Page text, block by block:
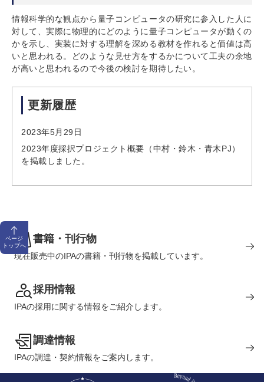
情報科学的な観点から量子コンピュータの研究に参入した人に
対して、実際に物理的にどのように量子コンピュータが動くの
かを示し、実装に対する理解を深める教材を作れると価値は高
いと思われる。どのような見せ方をするかについて工夫の余地
が高いと思われるので今後の検討を期待したい。
更新履歴
2023年5月29日
2023年度採択プロジェクト概要（中村・鈴木・青木PJ）
を掲載しました。
ページ
トップへ
書籍・刊行物
現在販売中のIPAの書籍・刊行物を掲載しています。
採用情報
IPAの採用に関する情報をご紹介します。
調達情報
IPAの調達・契約情報をご案内します。